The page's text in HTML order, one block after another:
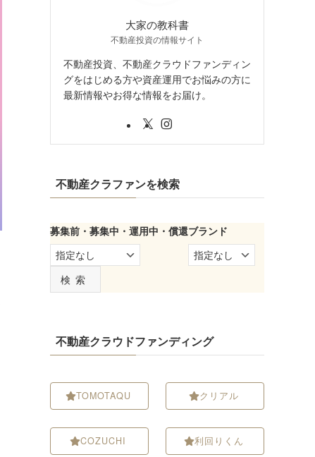
大家の教科書
不動産投資の情報サイト
不動産投資、不動産クラウドファンディン
グをはじめる方や資産運用でお悩みの方に
最新情報やお得な情報をお届け。
不動産クラファンを検索
募集前・募集中・運用中・償還ブランド
検索
不動産クラウドファンディング
TOMOTAQU
COZUCHI
クリアル
利回りくん